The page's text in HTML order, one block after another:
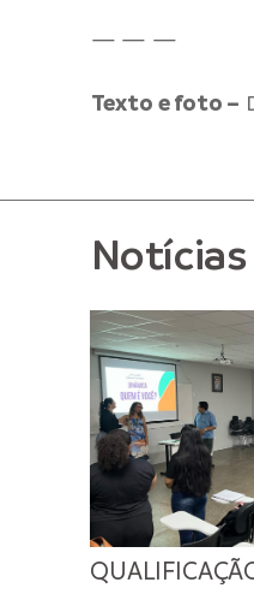
— — —
Texto e foto –